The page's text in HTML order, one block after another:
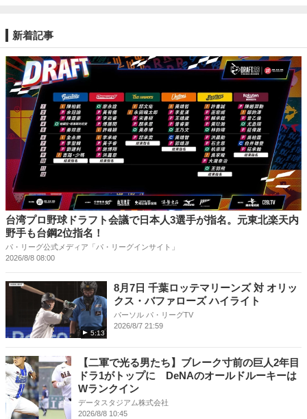
新着記事
台湾プロ野球ドラフト会議で日本人3選手が指名。元東北楽天内
野手も台鋼2位指名！
パ・リーグ公式メディア「パ・リーグインサイト」
2026/8/8 08:00
5:13
8月7日 千葉ロッテマリーンズ 対 オリッ
クス・バファローズ ハイライト
パーソル パ・リーグTV
2026/8/7 21:59
【二軍で光る男たち】ブレーク寸前の巨人2年目
ドラ1がトップに DeNAのオールドルーキーは
Wランクイン
データスタジアム株式会社
2026/8/8 10:45